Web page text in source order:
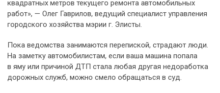
квадратных метров текущего ремонта автомобильных
работ», — Олег Гаврилов, ведущий специалист управления
городского хозяйства мэрии г. Элисты.
Пока ведомства занимаются перепиской, страдают люди.
На заметку автомобилистам, если ваша машина попала
в яму или причиной ДТП стала любая другая недоработка
дорожных служб, можно смело обращаться в суд.